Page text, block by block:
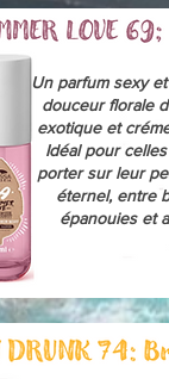
Un parfum sexy
douceur florale
exotique et
Idéal pour
porter sur leur
éternel, entre
épanouies et